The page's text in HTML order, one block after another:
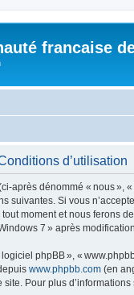
francaise
d’utilisation
après dénommé « nous »,
suivantes. Si vous
moment et nous
7 » après
phpBB », «
www.phpbb.com (en
Pour plus